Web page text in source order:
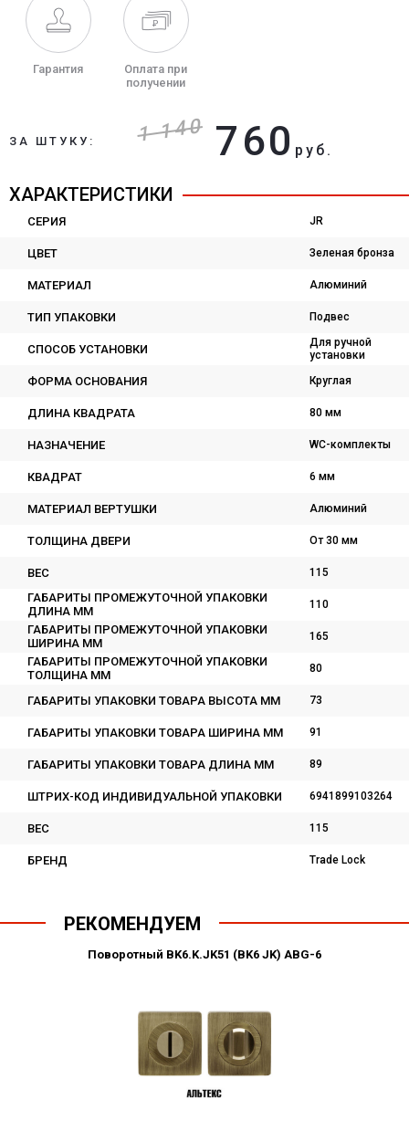
Гарантия
Оплата при
получении
ЗА ШТУКУ: 1 140 760 руб.
ХАРАКТЕРИСТИКИ
СЕРИЯ JR
ЦВЕТ Зеленая бронза
МАТЕРИАЛ Алюминий
ТИП УПАКОВКИ Подвес
СПОСОБ УСТАНОВКИ
Для ручной
установки
ФОРМА ОСНОВАНИЯ Круглая
ДЛИНА КВАДРАТА 80 мм
НАЗНАЧЕНИЕ WC-комплекты
КВАДРАТ 6 мм
МАТЕРИАЛ ВЕРТУШКИ Алюминий
ТОЛЩИНА ДВЕРИ От 30 мм
ВЕС 115
ГАБАРИТЫ ПРОМЕЖУТОЧНОЙ УПАКОВКИ
ДЛИНА ММ
110
ГАБАРИТЫ ПРОМЕЖУТОЧНОЙ УПАКОВКИ
ШИРИНА ММ
165
ГАБАРИТЫ ПРОМЕЖУТОЧНОЙ УПАКОВКИ
ТОЛЩИНА ММ
80
ГАБАРИТЫ УПАКОВКИ ТОВАРА ВЫСОТА ММ 73
ГАБАРИТЫ УПАКОВКИ ТОВАРА ШИРИНА ММ 91
ГАБАРИТЫ УПАКОВКИ ТОВАРА ДЛИНА ММ 89
ШТРИХ-КОД ИНДИВИДУАЛЬНОЙ УПАКОВКИ 6941899103264
ВЕС 115
БРЕНД Trade Lock
РЕКОМЕНДУЕМ
Поворотный BK6.K.JK51 (BK6 JK) ABG-6